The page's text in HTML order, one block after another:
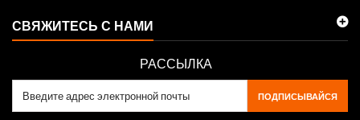
СВЯЖИТЕСЬ С НАМИ
РАССЫЛКА
ПОДПИСЫВАЙСЯ